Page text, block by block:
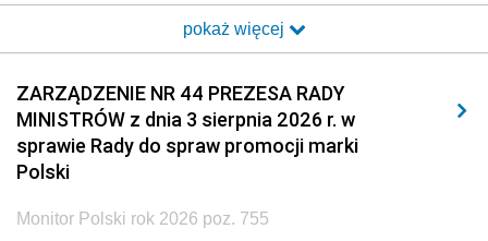
2017 2016 2015
2014 2013 2012
2011 2010 2009
2008 2007 2006
2005
pokaż więcej
ZARZĄDZENIE NR 44 PREZESA RADY
MINISTRÓW z dnia 3 sierpnia 2026 r. w
sprawie Rady do spraw promocji marki
Polski
Monitor Polski rok 2026 poz. 755